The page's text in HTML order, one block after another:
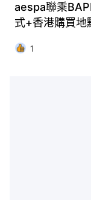
aespa聯乘
式+香港購買地
1